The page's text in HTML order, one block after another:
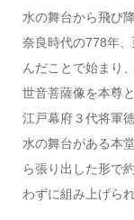
水の舞台から飛び
奈良時代の778年
んだことで始まり
世音菩薩像を本尊
江戸幕府３代将軍
水の舞台がある本
ら張り出した形で
わずに組み上げら